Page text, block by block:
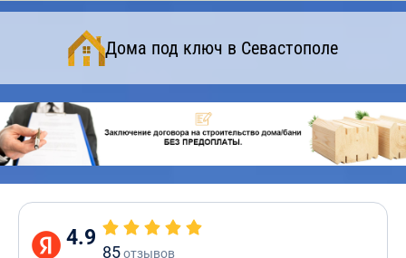
Дома под ключ в Севастополе
4.9
85отзывов